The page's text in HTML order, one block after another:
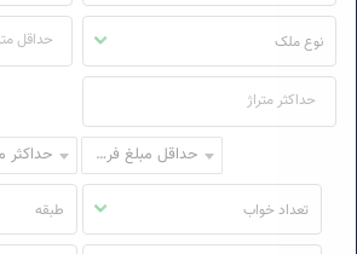
نوع ملک
حداقل مبلغ فروش
تعداد خواب طبقه